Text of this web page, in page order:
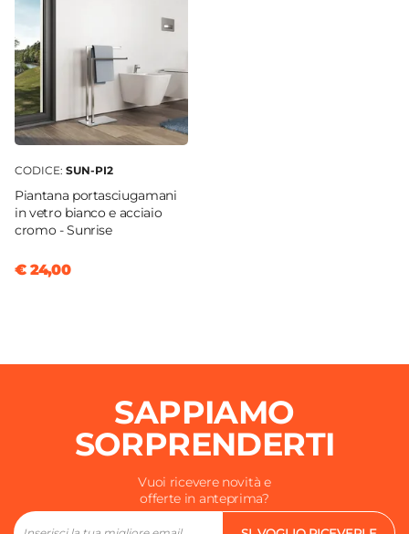
CODICE: SUN-PI2
Piantana portasciugamani
in vetro bianco e acciaio
cromo - Sunrise
€ 24,00
SAPPIAMO
SORPRENDERTI
Vuoi ricevere novità e
offerte in anteprima?